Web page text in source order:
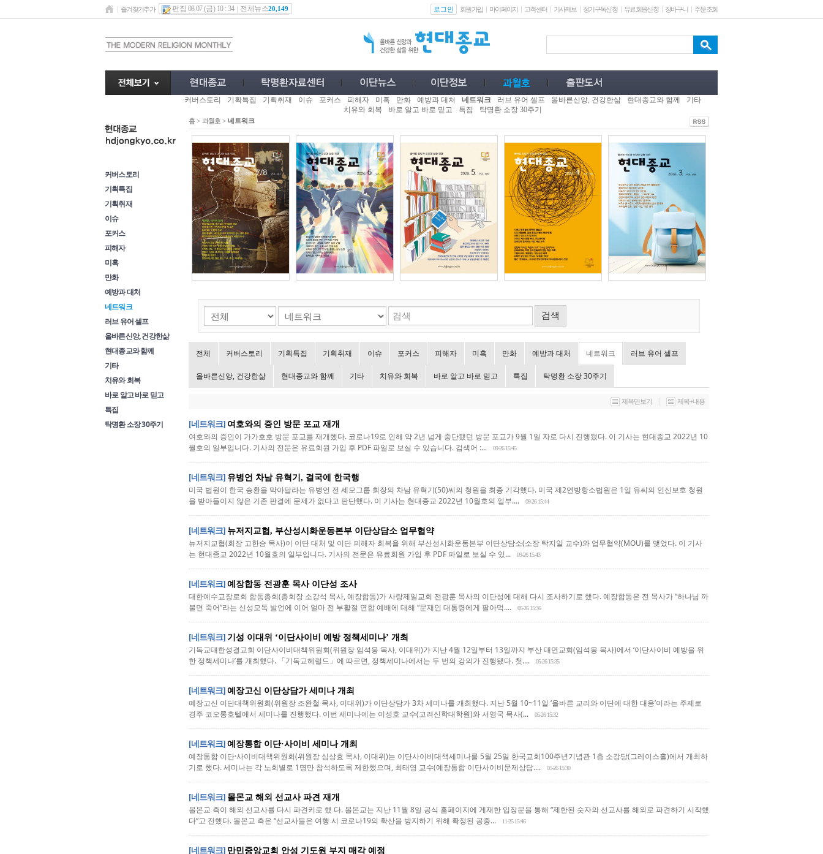
즐겨찾기추가 편집 08.07 (금) 10 : 34 전체뉴스20,149 로그인 회원가입 마이페이지 고객센터 기사제보 정기구독신청 유료회원신청 장바구니 주문조회
커버스토리 기획특집 기획취재 이슈 포커스 피해자 미혹 만화 예방과 대처 네트워크 러브 유어 셀프 올바른신앙, 건강한삶 현대종교와 함께
기타
치유와 회복
바로 알고 바로 믿고 특집 탁명환 소장 30주기
커버스토리
기획특집
기획취재
이슈
포커스
피해자
미혹
만화
예방과 대처
네트워크
러브 유어 셀프
올바른신앙, 건강한삶
현대종교와 함께
기타
치유와 회복
바로 알고 바로 믿고
특집
탁명환 소장 30주기
홈 > 과월호 > 네트워크
검색
전체 커버스토리 기획특집 기획취재 이슈 포커스 피해자 미혹 만화 예방과 대처 네트워크 러브 유어 셀프
올바른신앙, 건강한삶 현대종교와 함께 기타 치유와 회복 바로 알고 바로 믿고 특집 탁명환 소장 30주기
제목만보기 제목+내용
[네트워크] 여호와의 증인 방문 포교 재개
여호와의 증인이 가가호호 방문 포교를 재개했다. 코로나19로 인해 약 2년 넘게 중단됐던 방문 포교가 9월 1일 자로 다시 진행됐다. 이 기사는 현대종교 2022년 10
월호의 일부입니다. 기사의 전문은 유료회원 가입 후 PDF 파일로 보실 수 있습니다. 검색어 :...
09-26 15:45
[네트워크] 유병언 차남 유혁기, 결국에 한국행
미국 법원이 한국 송환을 막아달라는 유병언 전 세모그룹 회장의 차남 유혁기(50)씨의 청원을 최종 기각했다. 미국 제2연방항소법원은 1일 유씨의 인신보호 청원
을 받아들이지 않은 기존 판결에 문제가 없다고 판단했다. 이 기사는 현대종교 2022년 10월호의 일부....
09-26 15:44
[네트워크] 뉴저지교협, 부산성시화운동본부 이단상담소 업무협약
뉴저지교협(회장 고한승 목사)이 이단 대처 및 이단 피해자 회복을 위해 부산성시화운동본부 이단상담소(소장 탁지일 교수)와 업무협약(MOU)를 맺었다. 이 기사
는 현대종교 2022년 10월호의 일부입니다. 기사의 전문은 유료회원 가입 후 PDF 파일로 보실 수 있...
09-26 15:43
[네트워크] 예장합동 전광훈 목사 이단성 조사
대한예수교장로회 합동총회(총회장 소강석 목사, 예장합동)가 사랑제일교회 전광훈 목사의 이단성에 대해 다시 조사하기로 했다. 예장합동은 전 목사가 “하나님 까
불면 죽어”라는 신성모독 발언에 이어 얼마 전 부활절 연합 예배에 대해 “문재인 대통령에게 팔아먹....
05-26 15:36
[네트워크] 기성 이대위 ‘이단사이비 예방 정책세미나’ 개최
기독교대한성결교회 이단사이비대책위원회(위원장 임석웅 목사, 이대위)가 지난 4월 12일부터 13일까지 부산 대연교회(임석웅 목사)에서 ‘이단사이비 예방을 위
한 정책세미나’를 개최했다. 「기독교헤럴드」에 따르면, 정책세미나에서는 두 번의 강의가 진행됐다. 첫....
05-26 15:35
[네트워크] 예장고신 이단상담가 세미나 개최
예장고신 이단대책위원회(위원장 조완철 목사, 이대위)가 이단상담가 3차 세미나를 개최했다. 지난 5월 10~11일 ‘올바른 교리와 이단에 대한 대응’이라는 주제로
경주 코오롱호텔에서 세미나를 진행했다. 이번 세미나에는 이성호 교수(고려신학대학원)와 서영국 목사(...
05-26 15:32
[네트워크] 예장통합 이단·사이비 세미나 개최
예장통합 이단·사이비대책위원회(위원장 심상효 목사, 이대위)는 이단사이비대책세미나를 5월 25일 한국교회100주년기념관 1층 소강당(그레이스홀)에서 개최하
기로 했다. 세미나는 각 노회별로 1명만 참석하도록 제한했으며, 최태영 교수(예장통합 이단사이비문제상담....
05-26 15:30
[네트워크] 몰몬교 해외 선교사 파견 재개
몰몬교 측이 해외 선교사를 다시 파견키로 했 다. 몰몬교는 지난 11월 8일 공식 홈페이지에 게재한 입장문을 통해 “제한된 숫자의 선교사를 해외로 파견하기 시작했
다”고 전했다. 몰몬교 측은 “선교사들은 여행 시 코로나19의 확산을 방지하기 위해 확정된 공중...
11-25 15:46
[네트워크] 만민중앙교회 안성 기도원 부지 매각 예정